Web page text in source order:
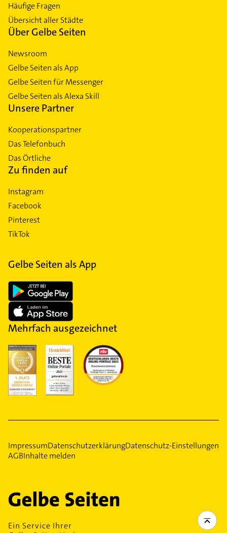
Häufige Fragen
Übersicht aller Städte
Über Gelbe Seiten
Newsroom
Gelbe Seiten als App
Gelbe Seiten für Messenger
Gelbe Seiten als Alexa Skill
Unsere Partner
Kooperationspartner
Das Telefonbuch
Das Örtliche
Zu finden auf
Instagram
Facebook
Pinterest
TikTok
Gelbe Seiten als App
Mehrfach ausgezeichnet
ImpressumDatenschutzerklärungDatenschutz-Einstellungen
AGBInhalte melden
Ein Service Ihrer